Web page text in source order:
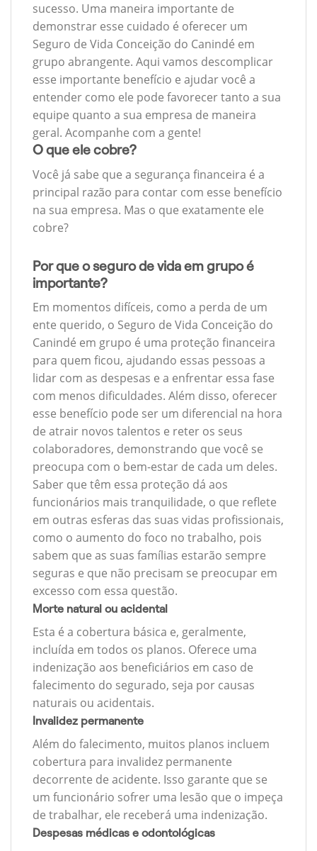
sucesso. Uma maneira importante de
demonstrar esse cuidado é oferecer um
Seguro de Vida Conceição do Canindé em
grupo abrangente. Aqui vamos descomplicar
esse importante benefício e ajudar você a
entender como ele pode favorecer tanto a sua
equipe quanto a sua empresa de maneira
geral. Acompanhe com a gente!
O que ele cobre?
Você já sabe que a segurança financeira é a
principal razão para contar com esse benefício
na sua empresa. Mas o que exatamente ele
cobre?
Por que o seguro de vida em grupo é
importante?
Em momentos difíceis, como a perda de um
ente querido, o Seguro de Vida Conceição do
Canindé em grupo é uma proteção financeira
para quem ficou, ajudando essas pessoas a
lidar com as despesas e a enfrentar essa fase
com menos dificuldades. Além disso, oferecer
esse benefício pode ser um diferencial na hora
de atrair novos talentos e reter os seus
colaboradores, demonstrando que você se
preocupa com o bem-estar de cada um deles.
Saber que têm essa proteção dá aos
funcionários mais tranquilidade, o que reflete
em outras esferas das suas vidas profissionais,
como o aumento do foco no trabalho, pois
sabem que as suas famílias estarão sempre
seguras e que não precisam se preocupar em
excesso com essa questão.
Morte natural ou acidental
Esta é a cobertura básica e, geralmente,
incluída em todos os planos. Oferece uma
indenização aos beneficiários em caso de
falecimento do segurado, seja por causas
naturais ou acidentais.
Invalidez permanente
Além do falecimento, muitos planos incluem
cobertura para invalidez permanente
decorrente de acidente. Isso garante que se
um funcionário sofrer uma lesão que o impeça
de trabalhar, ele receberá uma indenização.
Despesas médicas e odontológicas